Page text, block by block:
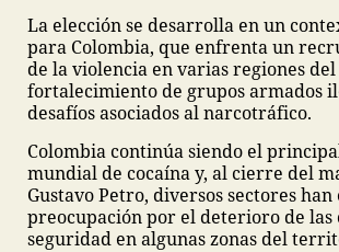
La elección se desarrolla en un
para Colombia, que enfrenta un
de la violencia en varias regiones del
fortalecimiento de grupos armados
desafíos asociados al narcotráfico.
Colombia continúa siendo el
mundial de cocaína y, al cierre del
Gustavo Petro, diversos sectores
preocupación por el deterioro de las
seguridad en algunas zonas del